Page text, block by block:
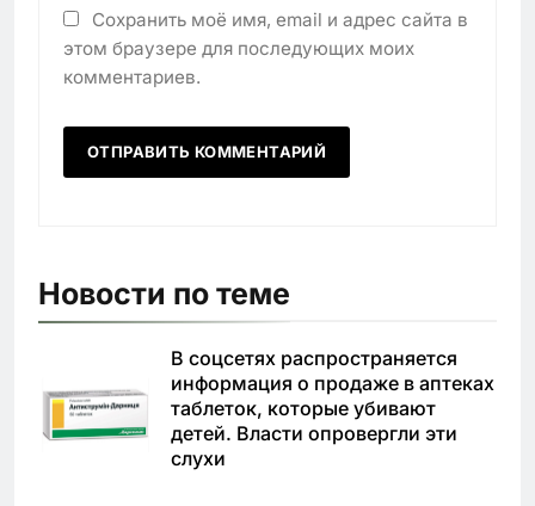
Сохранить моё имя, email и адрес сайта в
этом браузере для последующих моих
комментариев.
Новости по теме
В соцсетях распространяется
информация о продаже в аптеках
таблеток, которые убивают
детей. Власти опровергли эти
слухи